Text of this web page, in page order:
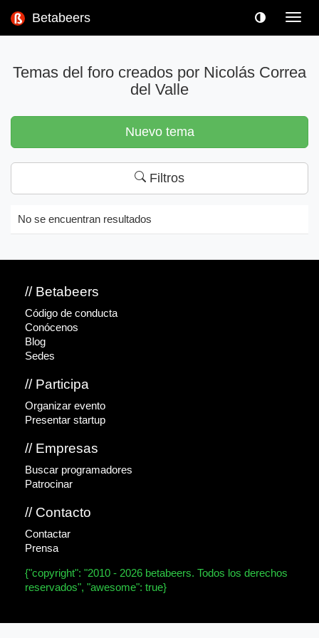
Betabeers
Temas del foro creados por Nicolás Correa
del Valle
Nuevo tema
Filtros
No se encuentran resultados
// Betabeers
Código de conducta
Conócenos
Blog
Sedes
// Participa
Organizar evento
Presentar startup
// Empresas
Buscar programadores
Patrocinar
// Contacto
Contactar
Prensa
{"copyright": "2010 - 2026 betabeers. Todos los derechos
reservados", "awesome": true}